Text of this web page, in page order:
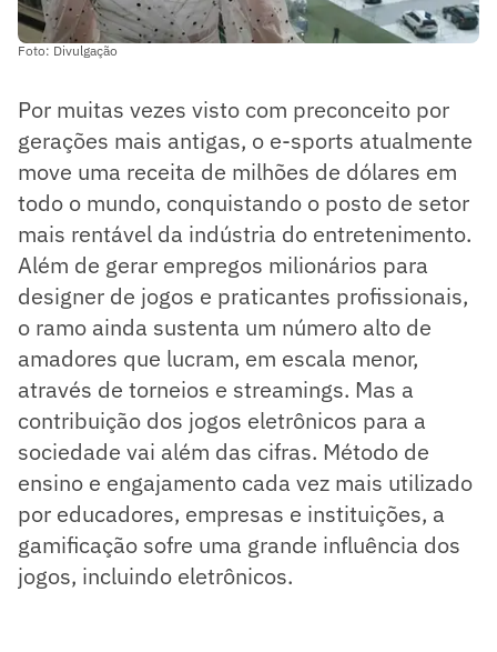
Foto: Divulgação
Por muitas vezes visto com preconceito por
gerações mais antigas, o e-sports atualmente
move uma receita de milhões de dólares em
todo o mundo, conquistando o posto de setor
mais rentável da indústria do entretenimento.
Além de gerar empregos milionários para
designer de jogos e praticantes profissionais,
o ramo ainda sustenta um número alto de
amadores que lucram, em escala menor,
através de torneios e streamings. Mas a
contribuição dos jogos eletrônicos para a
sociedade vai além das cifras. Método de
ensino e engajamento cada vez mais utilizado
por educadores, empresas e instituições, a
gamificação sofre uma grande influência dos
jogos, incluindo eletrônicos.